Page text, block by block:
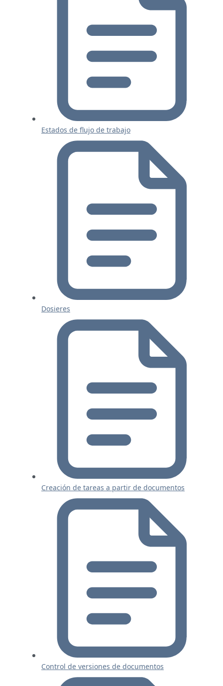
Estados de flujo de trabajo
Dosieres
Creación de tareas a partir de documentos
Control de versiones de documentos